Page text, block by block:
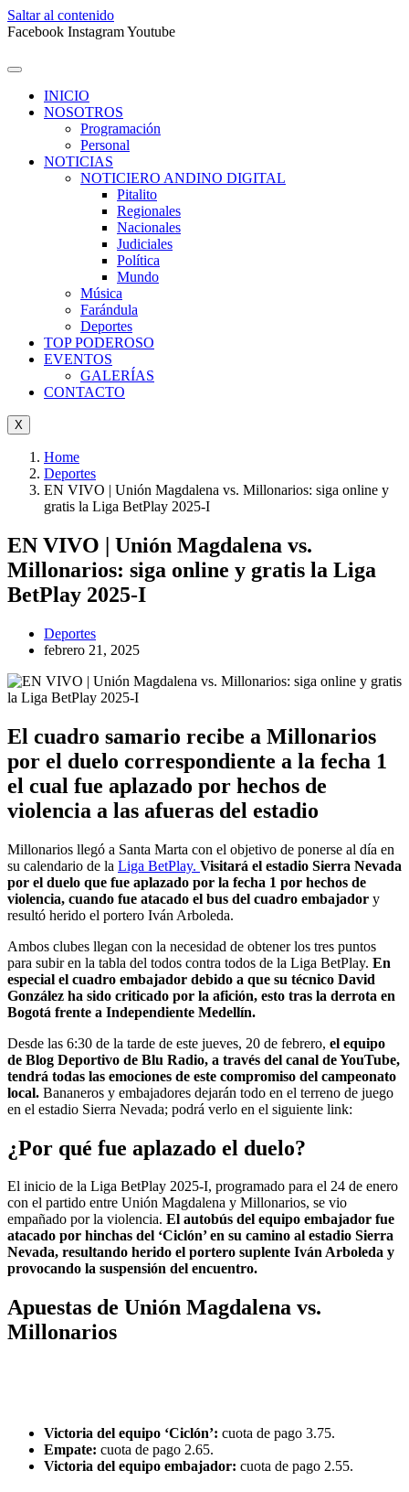
Saltar al contenido
Facebook InstagramYoutube
INICIO
NOSOTROS
Programación
Personal
NOTICIAS
NOTICIERO ANDINO DIGITAL
Pitalito
Regionales
Nacionales
Judiciales
Política
Mundo
Música
Farándula
Deportes
TOP PODEROSO
EVENTOS
GALERÍAS
CONTACTO
X
Home
Deportes
EN VIVO | Unión Magdalena vs. Millonarios: siga online y
gratis la Liga BetPlay 2025-I
EN VIVO | Unión Magdalena vs.
Millonarios: siga online y gratis la Liga
BetPlay 2025-I
Deportes
febrero 21, 2025
El cuadro samario recibe a Millonarios
por el duelo correspondiente a la fecha 1
el cual fue aplazado por hechos de
violencia a las afueras del estadio
Millonarios llegó a Santa Marta con el objetivo de ponerse al día en
su calendario de la Liga BetPlay. Visitará el estadio Sierra Nevada
por el duelo que fue aplazado por la fecha 1 por hechos de
violencia, cuando fue atacado el bus del cuadro embajador y
resultó herido el portero Iván Arboleda.
Ambos clubes llegan con la necesidad de obtener los tres puntos
para subir en la tabla del todos contra todos de la Liga BetPlay. En
especial el cuadro embajador debido a que su técnico David
González ha sido criticado por la afición, esto tras la derrota en
Bogotá frente a Independiente Medellín.
Desde las 6:30 de la tarde de este jueves, 20 de febrero, el equipo
de Blog Deportivo de Blu Radio, a través del canal de YouTube,
tendrá todas las emociones de este compromiso del campeonato
local. Bananeros y embajadores dejarán todo en el terreno de juego
en el estadio Sierra Nevada; podrá verlo en el siguiente link:
¿Por qué fue aplazado el duelo?
El inicio de la Liga BetPlay 2025-I, programado para el 24 de enero
con el partido entre Unión Magdalena y Millonarios, se vio
empañado por la violencia. El autobús del equipo embajador fue
atacado por hinchas del ‘Ciclón’ en su camino al estadio Sierra
Nevada, resultando herido el portero suplente Iván Arboleda y
provocando la suspensión del encuentro.
Apuestas de Unión Magdalena vs.
Millonarios
Victoria del equipo ‘Ciclón’: cuota de pago 3.75.
Empate: cuota de pago 2.65.
Victoria del equipo embajador: cuota de pago 2.55.